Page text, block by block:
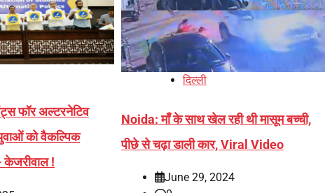
फॉर अल्टरनेटिव
को वैकल्पिक
केजरीवाल !
दिल्ली
Noida: माँ के साथ खेल रही थी मासूम बच्ची,
पीछे से चढ़ा डाली कार, Viral Video
June 29, 2024